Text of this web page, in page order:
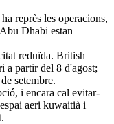
reprès les operacions,
Dhabi estan
reduïda. British
a partir del 8 d'agost;
setembre.
i encara cal evitar-
aeri kuwaitià i